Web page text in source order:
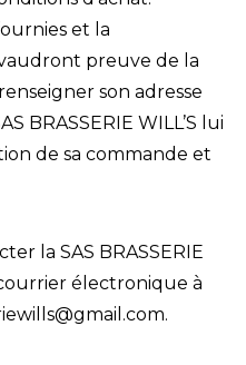
et la
preuve de la
son adresse
BRASSERIE WILL’S lui
de sa commande et
la SAS BRASSERIE
électronique à